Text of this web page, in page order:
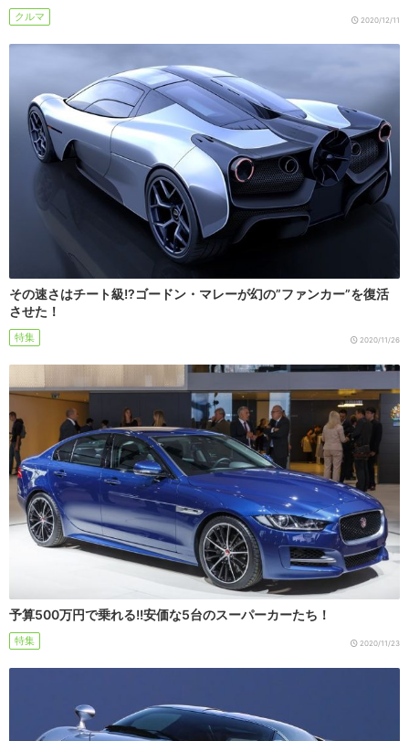
クルマ 2020/12/11
その速さはチート級!?ゴードン・マレーが幻の”ファンカー”を復活
させた！
特集 2020/11/26
予算500万円で乗れる!!安価な5台のスーパーカーたち！
特集 2020/11/23